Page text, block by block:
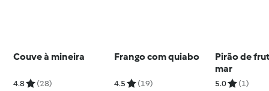
Couve à mineira
4.8 (28)
Frango com quiabo
4.5 (19)
Pirão de
mar
5.0 (1)